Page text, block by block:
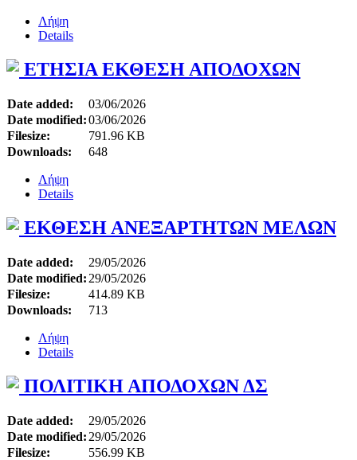
Λήψη
Details
ΕΤΗΣΙΑ ΕΚΘΕΣΗ ΑΠΟΔΟΧΩΝ
Date added:
03/06/2026
Date modified:03/06/2026
Filesize:
791.96 KB
Downloads:
648
Λήψη
Details
ΕΚΘΕΣΗ ΑΝΕΞΑΡΤΗΤΩΝ ΜΕΛΩΝ
Date added:
29/05/2026
Date modified: 29/05/2026
Filesize:
414.89 KB
Downloads:
713
Λήψη
Details
ΠΟΛΙΤΙΚΗ ΑΠΟΔΟΧΩΝ ΔΣ
Date added:
29/05/2026
Date modified: 29/05/2026
Filesize:
556.99 KB